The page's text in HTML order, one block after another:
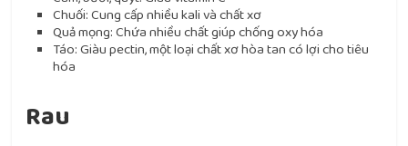
Chuối: Cung cấp nhiều kali và chất xơ
Quả mọng: Chứa nhiều chất giúp chống oxy hóa
Táo: Giàu pectin, một loại chất xơ hòa tan có lợi cho tiêu
hóa
Rau